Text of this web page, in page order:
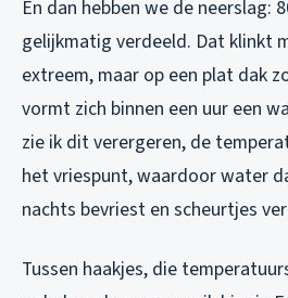
En dan hebben we de neerslag:
gelijkmatig verdeeld. Dat klinkt
extreem, maar op een plat dak
vormt zich binnen een uur een
zie ik dit verergeren, de
het vriespunt, waardoor water
nachts bevriest en scheurtjes
Tussen haakjes, die